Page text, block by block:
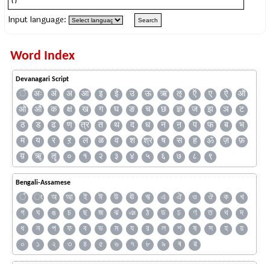
Input language:
Word Index
Devanagari Script
ँ अः अं अ आ इ ई उ ऊ ऋ ऌ ऍ ए ऐ
ऑ
ओ
औ क क्ष ख ग घ ङ च छ ज्ञ ज झ ञ
ट
ठ
ड ढ ण त्र त थ द ध न ऩ प फ ब
भ
म
य र ऱ ल ळ व श श्र ष स ह ॐ ज़
फ़
य़
ॠ ॡ ० १ २ ३ ४ ५ ६ ७ ८ ९
Bengali-Assamese
ঁ ং অ আ ই ঈ উ ঊ ঋ এ ঐ ও ঔ ক
খ
গ
ঘ ঙ চ ছ জ ঝ ঞ ঠ ড ঢ ণ ত থ
দ
ধ
ন প ফ ব ভ ম য র ল শ ষ স হ
য়
০
১ ২ ৩ ৪ ৫ ৬ ৭ ৮ ৯ ৰ ৱ